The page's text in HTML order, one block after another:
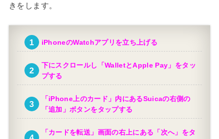
きをします。
iPhoneのWatchアプリを立ち上げる
下にスクロールし「WalletとApple Pay」をタッ
プする
「iPhone上のカード」内にあるSuicaの右側の
「追加」ボタンをタップする
「カードを転送」画面の右上にある「次へ」をタ